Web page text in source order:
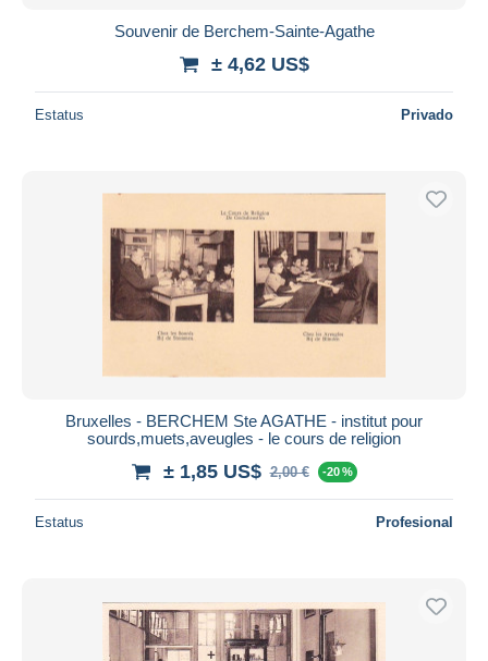
Souvenir de Berchem-Sainte-Agathe
± 4,62 US$
Estatus Privado
Bruxelles - BERCHEM Ste AGATHE - institut pour
sourds,muets,aveugles - le cours de religion
± 1,85 US$ 2,00 € -20 %
Estatus Profesional